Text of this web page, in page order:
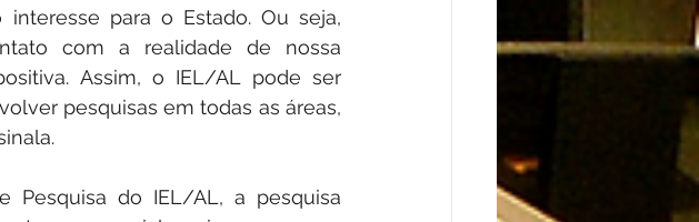
para o Estado. Ou seja,
com a realidade de nossa
Assim, o IEL/AL pode ser
pesquisas em todas as áreas,
Pesquisa do IEL/AL, a pesquisa